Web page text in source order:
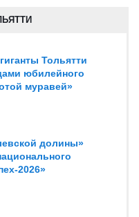
Тольятти
юбилейного
муравей»
долины»
2026»